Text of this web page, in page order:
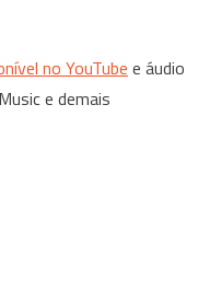
no YouTube e áudio
e demais